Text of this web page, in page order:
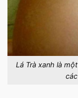
Lá Trà xanh là